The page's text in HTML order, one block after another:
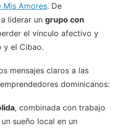
Mis Amores. De
liderar un grupo con
el vínculo afectivo y
y el Cibao.
mensajes claros a las
dominicanos:
, combinada con trabajo
sueño local en un